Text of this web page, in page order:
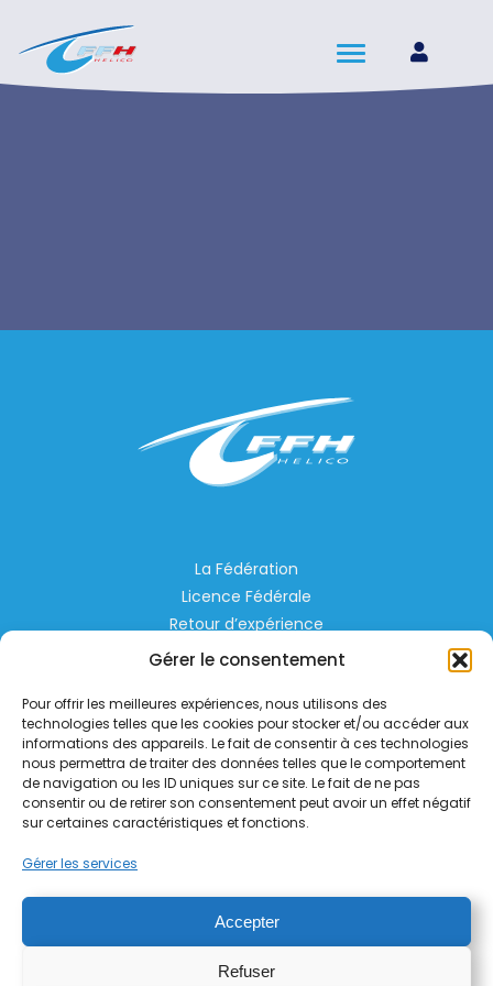
Gérer le consentement
Pour offrir les meilleures expériences, nous utilisons des
technologies telles que les cookies pour stocker et/ou accéder aux
informations des appareils. Le fait de consentir à ces technologies
nous permettra de traiter des données telles que le comportement
de navigation ou les ID uniques sur ce site. Le fait de ne pas
consentir ou de retirer son consentement peut avoir un effet négatif
sur certaines caractéristiques et fonctions.
Gérer les services
Accepter
Refuser
La Fédération
Licence Fédérale
Retour d’expérience
Espace Privé
Liens Utiles
Aérodrome de Lognes Emerainville
77185 LOGNES
contact@helico.org